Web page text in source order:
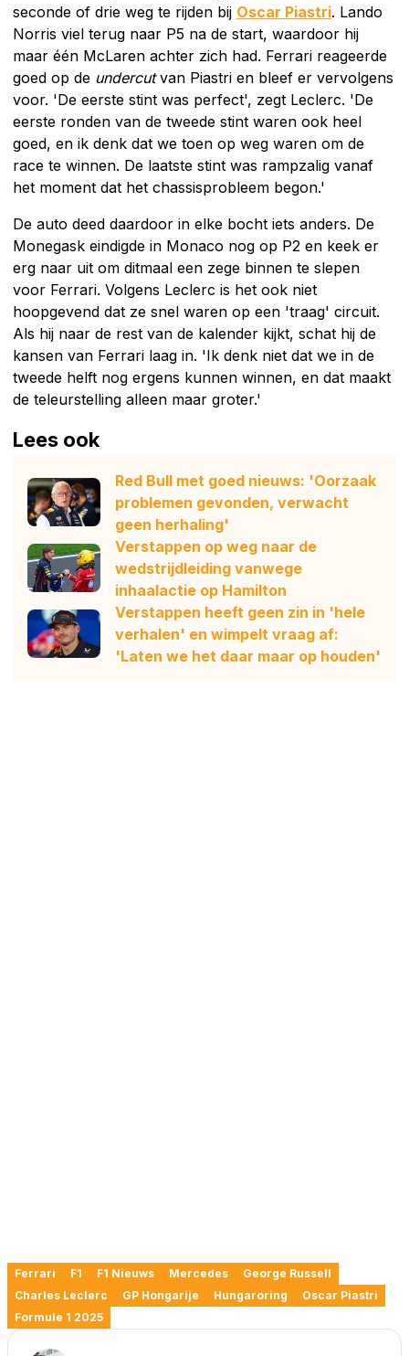
seconde of drie weg te rijden bij Oscar Piastri. Lando
Norris viel terug naar P5 na de start, waardoor hij
maar één McLaren achter zich had. Ferrari reageerde
goed op de undercutvan Piastri en bleef er vervolgens
voor. 'De eerste stint was perfect', zegt Leclerc. 'De
eerste ronden van de tweede stint waren ook heel
goed, en ik denk dat we toen op weg waren om de
race te winnen. De laatste stint was rampzalig vanaf
het moment dat het chassisprobleem begon.'
De auto deed daardoor in elke bocht iets anders. De
Monegask eindigde in Monaco nog op P2 en keek er
erg naar uit om ditmaal een zege binnen te slepen
voor Ferrari. Volgens Leclerc is het ook niet
hoopgevend dat ze snel waren op een 'traag' circuit.
Als hij naar de rest van de kalender kijkt, schat hij de
kansen van Ferrari laag in. 'Ik denk niet dat we in de
tweede helft nog ergens kunnen winnen, en dat maakt
de teleurstelling alleen maar groter.'
Lees ook
Red Bull met goed nieuws: 'Oorzaak
problemen gevonden, verwacht
geen herhaling'
Verstappen op weg naar de
wedstrijdleiding vanwege
inhaalactie op Hamilton
Verstappen heeft geen zin in 'hele
verhalen' en wimpelt vraag af:
'Laten we het daar maar op houden'
Ferrari F1 F1 Nieuws Mercedes
George Russell
Charles Leclerc
GP Hongarije Hungaroring
Oscar Piastri
Formule 1 2025